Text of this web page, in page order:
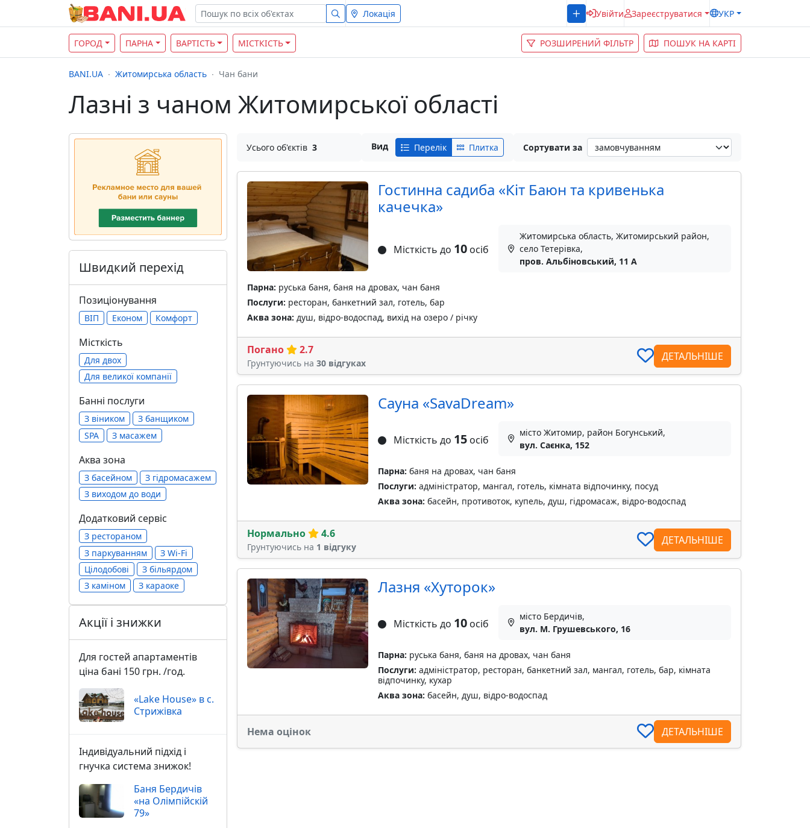
Локація Увійти Зареєструватися УКР
ГОРОД ПАРНА ВАРТІСТЬ МІСТКІСТЬ РОЗШИРЕНИЙ ФІЛЬТР ПОШУК НА КАРТІ
BANI.UA Житомирська область Чан бани
Лазні з чаном Житомирської області
Усього об'єктів 3 Вид Перелік Плитка Сортувати за
Гостинна садиба «Кіт Баюн та кривенька
качечка»
Місткість до 10осіб
Житомирська область, Житомирський район,
село Тетерівка,
пров. Альбіновський, 11 А
Парна: руська баня, баня на дровах, чан баня
Послуги: ресторан, банкетний зал, готель, бар
Аква зона: душ, відро-водоспад, вихід на озеро / річку
Погано 2.7
Грунтуючись на 30 відгуках
ДЕТАЛЬНІШЕ
Сауна «SavaDream»
Місткість до 15осіб
місто Житомир, район Богунський,
вул. Саєнка, 152
Парна: баня на дровах, чан баня
Послуги: адміністратор, мангал, готель, кімната відпочинку, посуд
Аква зона: басейн, противоток, купель, душ, гідромасаж, відро-водоспад
Нормально 4.6
Грунтуючись на 1 відгуку
ДЕТАЛЬНІШЕ
Лазня «Хуторок»
Місткість до 10осіб
місто Бердичів,
вул. М. Грушевського, 16
Парна: руська баня, баня на дровах, чан баня
Послуги: адміністратор, ресторан, банкетний зал, мангал, готель, бар, кімната
відпочинку, кухар
Аква зона: басейн, душ, відро-водоспад
Нема оцінок ДЕТАЛЬНІШЕ
Швидкий перехід
Позиціонування
ВІП Економ Комфорт
Місткість
Для двох
Для великої компанії
Банні послуги
З віником
З банщиком
SPA
З масажем
Аква зона
З басейном
З гідромасажем
З виходом до води
Додатковий сервіс
З рестораном
З паркуванням
З Wi-Fi
Цілодобові
З більярдом
З каміном
З караоке
Акції і знижки
Для гостей апартаментів
ціна бані 150 грн. /год.
«Lake House» в с.
Стрижівка
Індивідуальний підхід і
гнучка система знижок!
Баня Бердичів
«на Олімпійскій
79»